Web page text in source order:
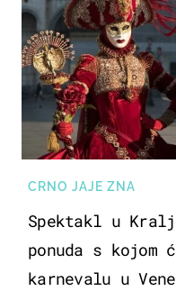
CRNO JAJE ZNA
Spektakl u
ponuda s
karnevalu u